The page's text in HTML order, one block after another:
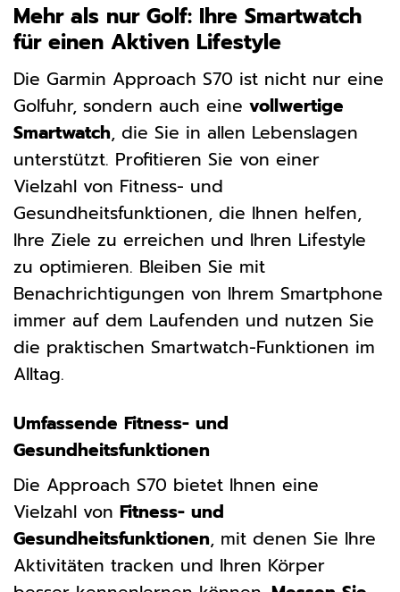
Mehr als nur Golf: Ihre Smartwatch
für einen Aktiven Lifestyle
Die Garmin Approach S70 ist nicht nur eine
Golfuhr, sondern auch eine vollwertige
Smartwatch, die Sie in allen Lebenslagen
unterstützt. Profitieren Sie von einer
Vielzahl von Fitness- und
Gesundheitsfunktionen, die Ihnen helfen,
Ihre Ziele zu erreichen und Ihren Lifestyle
zu optimieren. Bleiben Sie mit
Benachrichtigungen von Ihrem Smartphone
immer auf dem Laufenden und nutzen Sie
die praktischen Smartwatch-Funktionen im
Alltag.
Umfassende Fitness- und
Gesundheitsfunktionen
Die Approach S70 bietet Ihnen eine
Vielzahl von Fitness- und
Gesundheitsfunktionen, mit denen Sie Ihre
Aktivitäten tracken und Ihren Körper